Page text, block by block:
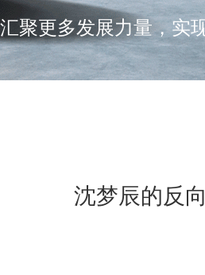
汇聚更多发展力量，实
沈梦辰的反